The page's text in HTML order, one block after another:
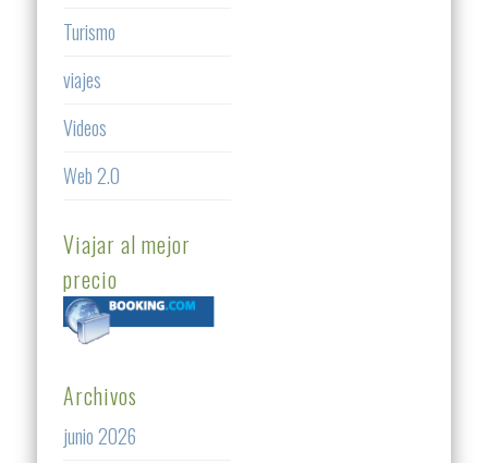
Turismo
viajes
Videos
Web 2.0
Viajar al mejor
precio
Archivos
junio 2026